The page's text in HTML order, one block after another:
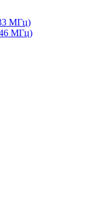
МГц)
МГц)